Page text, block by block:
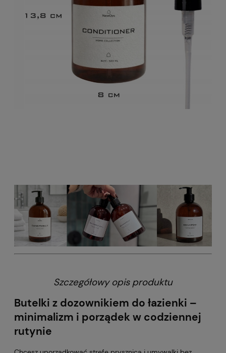
Szczegółowy opis produktu
Butelki z dozownikiem do łazienki –
minimalizm i porządek w codziennej
rutynie